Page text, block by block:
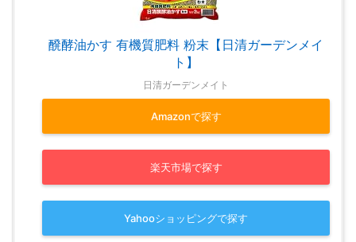
醗酵油かす 有機質肥料 粉末【日清ガーデンメイ
ト】
日清ガーデンメイト
Amazonで探す
楽天市場で探す
Yahooショッピングで探す